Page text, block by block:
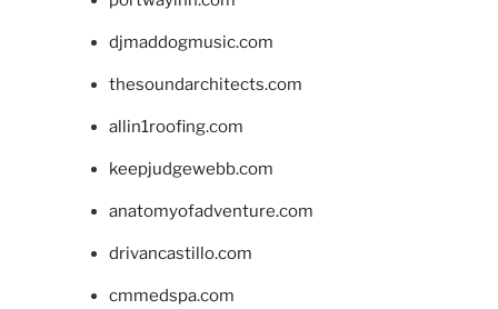
djmaddogmusic.com
thesoundarchitects.com
allin1roofing.com
keepjudgewebb.com
anatomyofadventure.com
drivancastillo.com
cmmedspa.com